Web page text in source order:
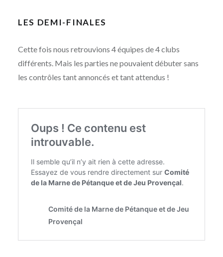
LES DEMI-FINALES
Cette fois nous retrouvions 4 équipes de 4 clubs
différents. Mais les parties ne pouvaient débuter sans
les contrôles tant annoncés et tant attendus !